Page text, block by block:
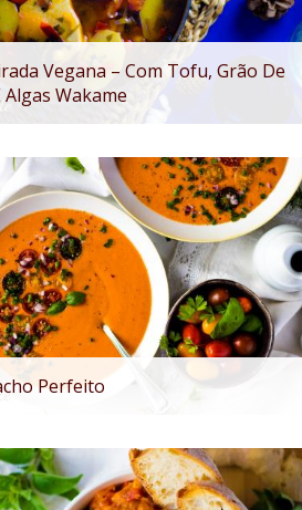
Vegana – Com Tofu, Grão De
Algas Wakame
Perfeito